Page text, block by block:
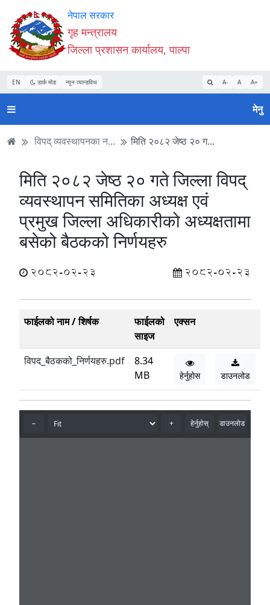
Accessibility
Mode
सुरु
गर्नुहोस्
सामाग्री
पढ्नुहाेस्
नेभिगेसन
पढ्नुहाेस्
वेबसाइट
खोजमा
जानुहोस्
नेपाल सरकार
गृह मन्त्रालय
जिल्ला प्रशासन कार्यालय, पाल्पा
EN डार्क मोड न्यून व्यान्डविथ A- A A+
मेनु
विपद् व्यवस्थापनका न... मिति २०८२ जेष्ठ २० ग...
मिति २०८२ जेष्ठ २० गते जिल्ला विपद्
व्यवस्थापन समितिका अध्यक्ष एवं
प्रमुख जिल्ला अधिकारीको अध्यक्षतामा
बसेको बैठकको निर्णयहरु
2082-02-23 2082-02-23
फाईलको नाम / शिर्षक
फाईलको
साइज
एक्सन
विपद_बैठकको_निर्णयहरु.pdf
8.34
MB
हेर्नुहोस डाउनलोड